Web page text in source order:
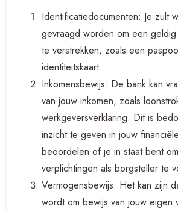
Identificatiedocumenten: Je zult
gevraagd worden om een
te verstrekken, zoals een
identiteitskaart.
Inkomensbewijs: De bank kan
van jouw inkomen, zoals
werkgeversverklaring. Dit is
inzicht te geven in jouw
beoordelen of je in staat bent
verplichtingen als borgsteller te
Vermogensbewijs: Het kan zijn
wordt om bewijs van jouw eigen